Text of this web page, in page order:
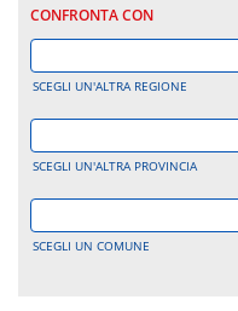
CONFRONTA CON
SCEGLI UN'ALTRA REGIONE
SCEGLI UN'ALTRA PROVINCIA
SCEGLI UN COMUNE